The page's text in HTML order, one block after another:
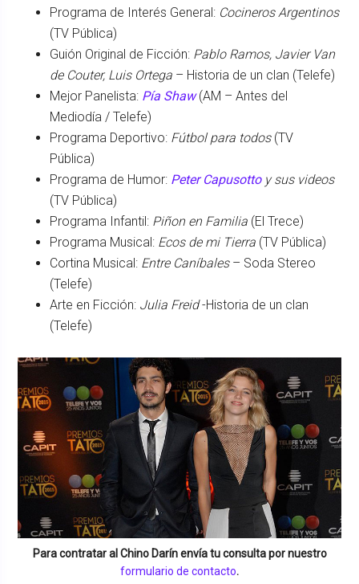
Programa de Interés General: Cocineros Argentinos
(TV Pública)
Guión Original de Ficción: Pablo Ramos, Javier Van
de Couter, Luis Ortega – Historia de un clan (Telefe)
Mejor Panelista: Pía Shaw(AM – Antes del
Mediodía / Telefe)
Programa Deportivo: Fútbol para todos(TV
Pública)
Programa de Humor: Peter Capusottoy sus videos
(TV Pública)
Programa Infantil: Piñon en Familia (El Trece)
Programa Musical: Ecos de mi Tierra (TV Pública)
Cortina Musical: Entre Caníbales– Soda Stereo
(Telefe)
Arte en Ficción: Julia Freid-Historia de un clan
(Telefe)
Para contratar al Chino Darínenvía tu consulta por nuestro
formulario de contacto.